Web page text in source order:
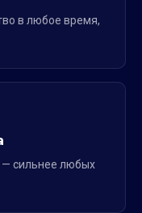
в любое время,
— сильнее любых